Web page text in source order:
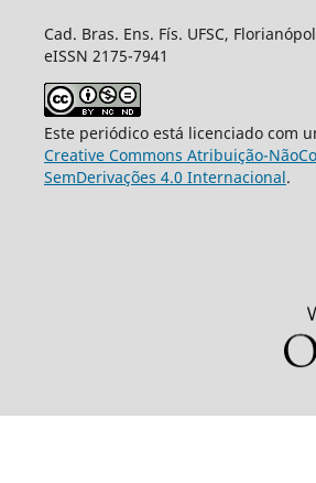
Cad. Bras. Ens. Fís. UFSC,
eISSN 2175-7941
Este periódico está licenciado com
Creative Commons Atribuição-
SemDerivações 4.0 Internacional.